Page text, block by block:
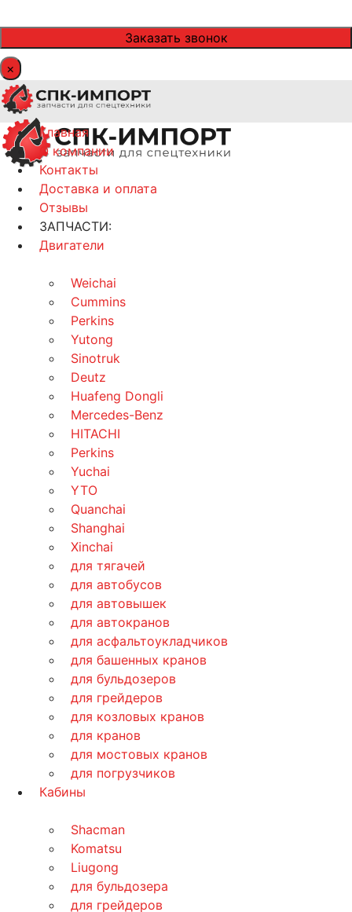
×
Главная
О компании
Контакты
Доставка и оплата
Отзывы
ЗАПЧАСТИ:
Двигатели
Weichai
Cummins
Perkins
Yutong
Sinotruk
Deutz
Huafeng Dongli
Mercedes-Benz
HITACHI
Perkins
Yuchai
YTO
Quanchai
Shanghai
Xinchai
для тягачей
для автобусов
для автовышек
для автокранов
для асфальтоукладчиков
для башенных кранов
для бульдозеров
для грейдеров
для козловых кранов
для кранов
для мостовых кранов
для погрузчиков
Кабины
Shacman
Komatsu
Liugong
для бульдозера
для грейдеров